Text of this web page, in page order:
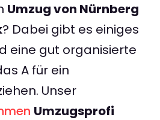
Umzug von Nürnberg
? Dabei gibt es einiges
eine gut organisierte
A für ein
Unser
Umzugsprofi